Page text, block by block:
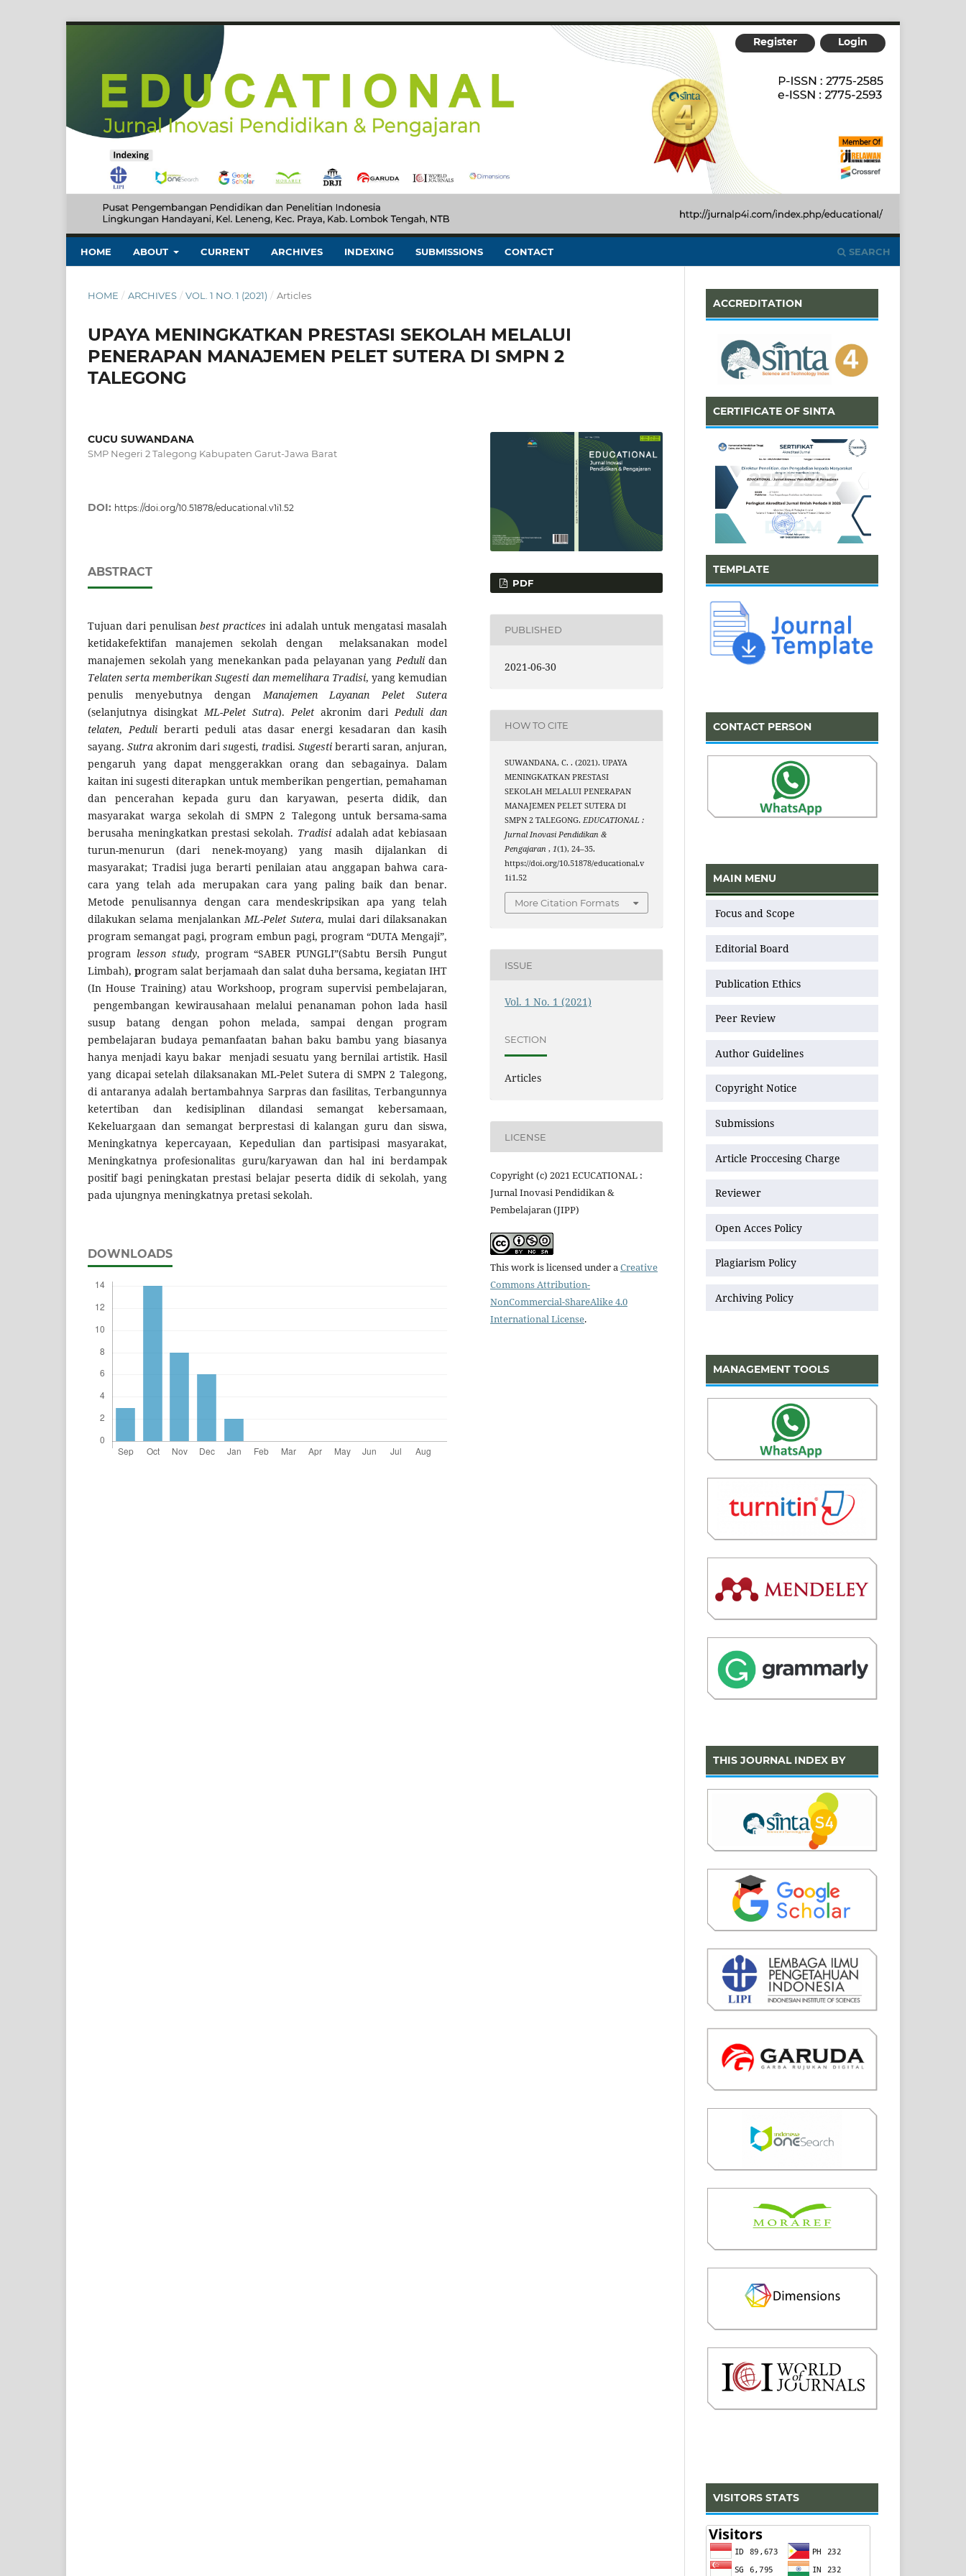
HOME ABOUT CURRENT ARCHIVES INDEXING SUBMISSIONS CONTACT SEARCH
Register Login
HOME / ARCHIVES / VOL. 1 NO. 1 (2021) / Articles
UPAYA MENINGKATKAN PRESTASI SEKOLAH MELALUI
PENERAPAN MANAJEMEN PELET SUTERA DI SMPN 2
TALEGONG
CUCU SUWANDANA
SMP Negeri 2 Talegong Kabupaten Garut-Jawa Barat
DOI: https://doi.org/10.51878/educational.v1i1.52
ABSTRACT
Tujuan dari penulisanbest practices ini adalah untuk mengatasi masalah
ketidakefektifan manajemen sekolah dengan melaksanakan model
manajemen sekolah yang menekankan pada pelayanan yangPedulidan
Telaten serta memberikan Sugesti dan memelihara Tradisi, yang kemudian
penulis menyebutnya denganManajemen Layanan
Pelet Sutera
(selanjutnya disingkatML-Pelet Sutra).Pelet akronim dariPeduli dan
telaten,Peduli berarti peduli atas dasar energi kesadaran dan kasih
sayang. Sutra akronim darisugesti, tradisi. Sugesti berarti saran, anjuran,
pengaruh yang dapat menggerakkan orang dan sebagainya. Dalam
kaitan ini sugesti diterapkan untuk memberikan pengertian, pemahaman
dan pencerahan kepada guru dan karyawan, peserta didik, dan
masyarakat warga sekolah di SMPN 2 Talegong untuk bersama-sama
berusaha meningkatkan prestasi sekolah. Tradisi adalah adat kebiasaan
turun-menurun (dari nenek-moyang) yang masih dijalankan di
masyarakat; Tradisi juga berarti penilaian atau anggapan bahwa cara-
cara yang telah ada merupakan cara yang paling baik dan benar.
Metode penulisannya dengan cara mendeskripsikan apa yang telah
dilakukan selama menjalankanML-Pelet Sutera, mulai dari dilaksanakan
program semangat pagi, program embun pagi, program “DUTA Mengaji”,
program lesson study, program “SABER PUNGLI”(Sabtu Bersih Pungut
Limbah), program salat berjamaah dan salat duha bersama, kegiatan IHT
(In House Training) atau Workshoop,program supervisi pembelajaran,
pengembangan kewirausahaan melalui penanaman pohon lada hasil
susup batang dengan pohon melada, sampai dengan program
pembelajaran budaya pemanfaatan bahan baku bambu yang biasanya
hanya menjadi kayu bakar menjadi sesuatu yang bernilai artistik. Hasil
yang dicapai setelah dilaksanakan ML-Pelet Sutera di SMPN 2 Talegong,
di antaranya adalah bertambahnya Sarpras dan fasilitas, Terbangunnya
ketertiban dan kedisiplinan dilandasi semangat kebersamaan,
Kekeluargaan dan semangat berprestasi di kalangan guru dan siswa,
Meningkatnya kepercayaan, Kepedulian dan partisipasi masyarakat,
Meningkatnya profesionalitas guru/karyawan dan hal ini berdampak
positif bagi peningkatan prestasi belajar peserta didik di sekolah, yang
pada ujungnya meningkatnya pretasi sekolah.
DOWNLOADS
PDF
PUBLISHED
2021-06-30
HOW TO CITE
SUWANDANA, C. . (2021). UPAYA
MENINGKATKAN PRESTASI
SEKOLAH MELALUI PENERAPAN
MANAJEMEN PELET SUTERA DI
SMPN 2 TALEGONG. EDUCATIONAL :
Jurnal Inovasi Pendidikan &
Pengajaran, 1(1), 24–35.
https://doi.org/10.51878/educational.v
1i1.52
More Citation Formats
ISSUE
Vol. 1 No. 1 (2021)
SECTION
Articles
LICENSE
Copyright (c) 2021 ECUCATIONAL :
Jurnal Inovasi Pendidikan &
Pembelajaran (JIPP)
This work is licensed under aCreative
Commons Attribution-
NonCommercial-ShareAlike 4.0
International License.
ACCREDITATION
CERTIFICATE OF SINTA
TEMPLATE
CONTACT PERSON
MAIN MENU
Focus and Scope
Editorial Board
Publication Ethics
Peer Review
Author Guidelines
Copyright Notice
Submissions
Article Proccesing Charge
Reviewer
Open Acces Policy
Plagiarism Policy
Archiving Policy
MANAGEMENT TOOLS
THIS JOURNAL INDEX BY
VISITORS STATS